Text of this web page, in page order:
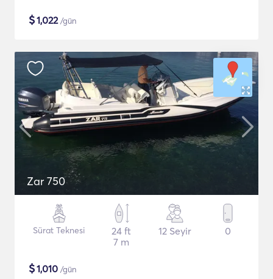
$1,022/gün
Zar 750
Sürat Teknesi
24 ft
7 m
12 Seyir 0
$1,010 /gün